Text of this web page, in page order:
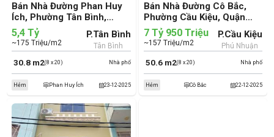
Bán Nhà Đường Phan Huy
Ích, Phường Tân Bình,
Quận Tân Bình (cũ)
Nhà phố
30.8 m2(8 x 20)
5,4 Tỷ
~175 Triệu/m2
P.Tân Bình
Tân Bình
23-12-2025
Hẻm Phan Huy Ích
Bán Nhà Đường Cô Bắc,
Phường Cầu Kiệu, Quận
Phú Nhuận (cũ)
Nhà phố
50.6 m2(8 x 20)
7 Tỷ 950 Triệu
~157 Triệu/m2
P.Cầu Kiệu
Phú Nhuận
22-12-2025
Hẻm Cô Bắc